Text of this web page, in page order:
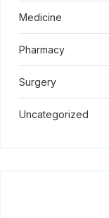
Medicine
Pharmacy
Surgery
Uncategorized